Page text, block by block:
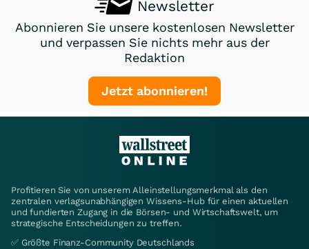
Newsletter
Abonnieren Sie unsere kostenlosen Newsletter
und verpassen Sie nichts mehr aus der
Redaktion
Jetzt abonnieren!
Profitieren Sie von unserem Alleinstellungsmerkmal als den
zentralen verlagsunabhängigen Wissens-Hub für einen aktuellen
und fundierten Zugang in die Börsen- und Wirtschaftswelt, um
strategische Entscheidungen zu treffen.
✅ Größte Finanz-Community Deutschlands